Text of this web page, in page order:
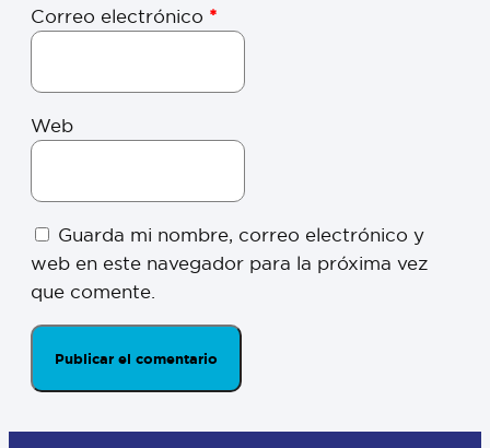
Correo electrónico *
Web
Guarda mi nombre, correo electrónico y
web en este navegador para la próxima vez
que comente.